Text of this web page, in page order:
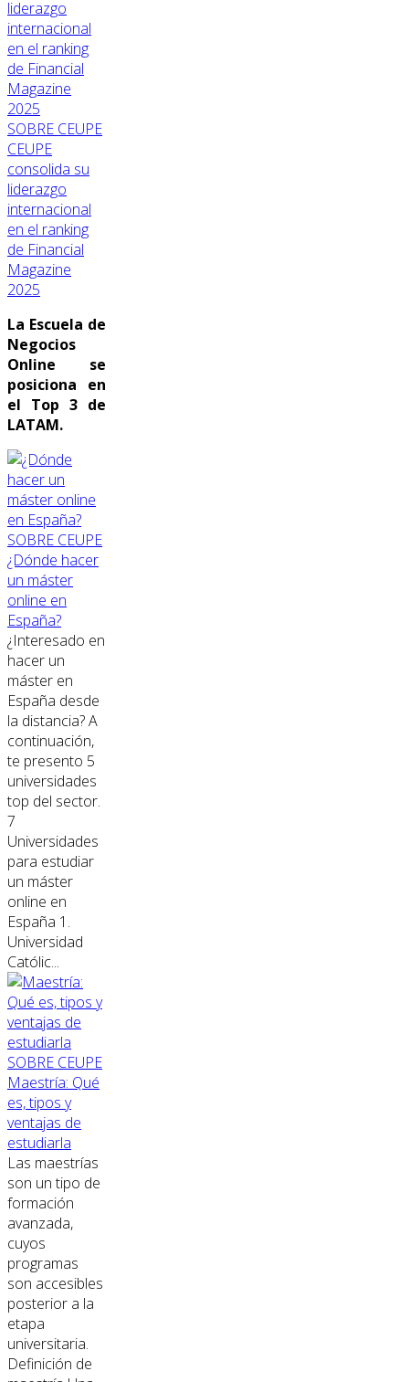
SOBRE CEUPE
CEUPE
consolida su
liderazgo
internacional
en el ranking
de Financial
Magazine
2025
La Escuela de
Negocios
Online se
posiciona en
el Top 3 de
LATAM.
SOBRE CEUPE
¿Dónde hacer
un máster
online en
España?
¿Interesado en
hacer un
máster en
España desde
la distancia? A
continuación,
te presento 5
universidades
top del sector.
7
Universidades
para estudiar
un máster
online en
España 1.
Universidad
Católic...
SOBRE CEUPE
Maestría: Qué
es, tipos y
ventajas de
estudiarla
Las maestrías
son un tipo de
formación
avanzada,
cuyos
programas
son accesibles
posterior a la
etapa
universitaria.
Definición de